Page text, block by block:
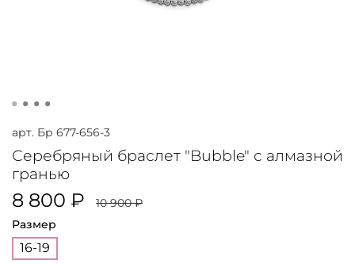
арт. Бр 677-656-3
Серебряный браслет "Bubble" с алмазной
гранью
8 800 ₽
10 900 ₽
Размер
16-19